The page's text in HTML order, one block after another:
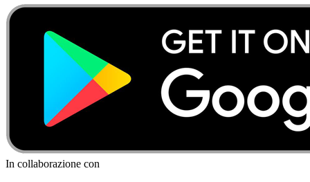
In collaborazione con